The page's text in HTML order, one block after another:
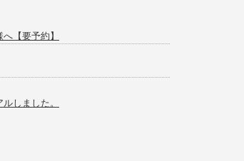
【要予約】
しました。